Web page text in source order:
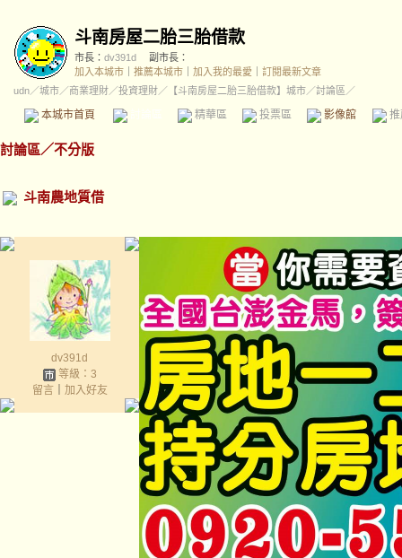
斗南房屋二胎三胎借款
市長： dv391d
副市長：
加入本城市
推薦本城市 加入我的最愛
訂閱最新文章
udn／城市／商業理財／投資理財／ 【斗南房屋二胎三胎借款】城市／討論區／
本城市首頁 精華區 投票區 影像館
討論區／不分版
斗南農地質借
dv391d
等級：3
留言｜ 加入好友